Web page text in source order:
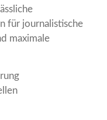
für journalistische
maximale